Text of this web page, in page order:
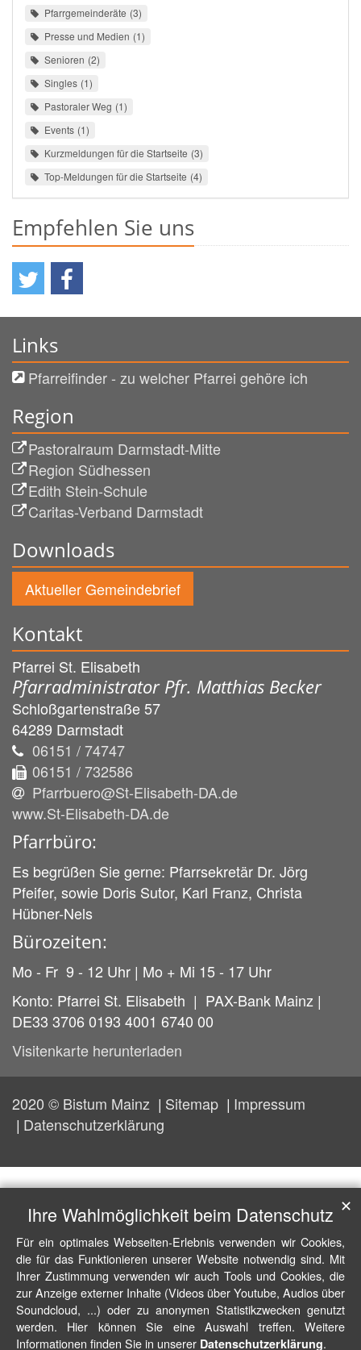
Pfarrgemeinderäte 3
Presse und Medien 1
Senioren 2
Singles 1
Pastoraler Weg 1
Events 1
Kurzmeldungen für die Startseite 3
Top-Meldungen für die Startseite 4
Empfehlen Sie uns
Links
Pfarreifinder - zu welcher Pfarrei gehöre ich
Region
Pastoralraum Darmstadt-Mitte
Region Südhessen
Edith Stein-Schule
Caritas-Verband Darmstadt
Downloads
Aktueller Gemeindebrief
Kontakt
Pfarrei St. Elisabeth
Pfarradministrator Pfr. Matthias Becker
Schloßgartenstraße 57
64289 Darmstadt
06151 / 74747
06151 / 732586
Pfarrbuero@St-Elisabeth-DA.de
www.St-Elisabeth-DA.de
Pfarrbüro:
Es begrüßen Sie gerne: Pfarrsekretär Dr. Jörg
Pfeifer, sowie Doris Sutor, Karl Franz, Christa
Hübner-Nels
Bürozeiten:
Mo - Fr 9 - 12 Uhr | Mo + Mi 15 - 17 Uhr
Konto: Pfarrei St. Elisabeth | PAX-Bank Mainz |
DE33 3706 0193 4001 6740 00
Visitenkarte herunterladen
2020 © Bistum Mainz Sitemap
Impressum
Datenschutzerklärung
Ihre Wahlmöglichkeit beim Datenschutz
Für ein optimales Webseiten-Erlebnis verwenden wir Cookies,
die für das Funktionieren unserer Website notwendig sind. Mit
Ihrer Zustimmung verwenden wir auch Tools und Cookies, die
zur Anzeige externer Inhalte (Videos über Youtube, Audios über
Soundcloud, ...) oder zu anonymen Statistikzwecken genutzt
werden. Hier können Sie eine Auswahl treffen. Weitere
Informationen finden Sie in unserer Datenschutzerklärung.
✕